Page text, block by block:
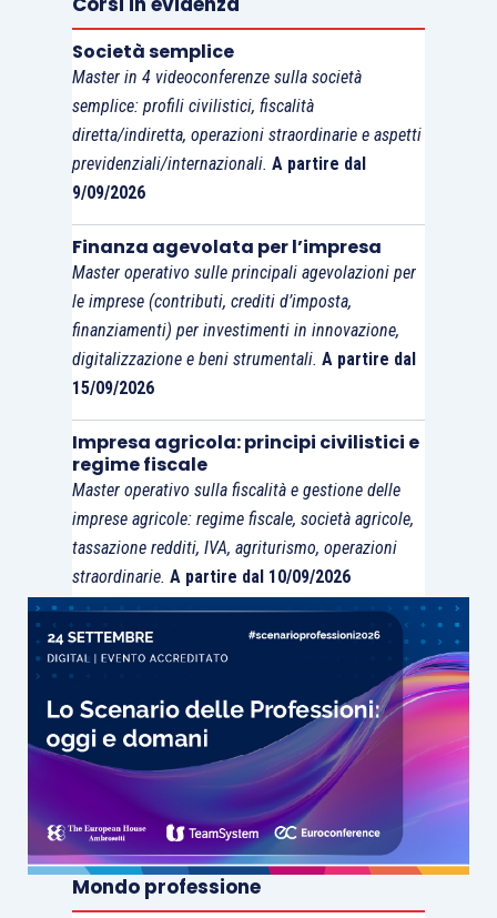
Società semplice
Master in 4 videoconferenze sulla società
semplice: profili civilistici, fiscalità
diretta/indiretta, operazioni straordinarie e aspetti
previdenziali/internazionali. A partire dal
9/09/2026
Finanza agevolata per l’impresa
Master operativo sulle principali agevolazioni per
le imprese (contributi, crediti d’imposta,
finanziamenti) per investimenti in innovazione,
digitalizzazione e beni strumentali. A partire dal
15/09/2026
Impresa agricola: principi civilistici e
regime fiscale
Master operativo sulla fiscalità e gestione delle
imprese agricole: regime fiscale, società agricole,
tassazione redditi, IVA, agriturismo, operazioni
straordinarie. A partire dal 10/09/2026
Mondo professione